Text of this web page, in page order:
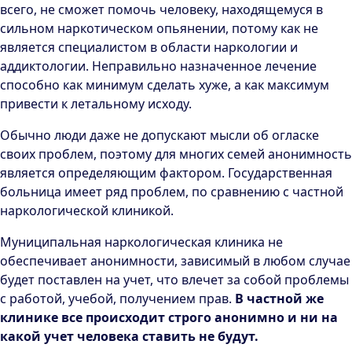
всего, не сможет помочь человеку, находящемуся в
сильном наркотическом опьянении, потому как не
является специалистом в области наркологии и
аддиктологии. Неправильно назначенное лечение
способно как минимум сделать хуже, а как максимум
привести к летальному исходу.
Обычно люди даже не допускают мысли об огласке
своих проблем, поэтому для многих семей анонимность
является определяющим фактором. Государственная
больница имеет ряд проблем, по сравнению с частной
наркологической клиникой.
Муниципальная наркологическая клиника не
обеспечивает анонимности, зависимый в любом случае
будет поставлен на учет, что влечет за собой проблемы
с работой, учебой, получением прав. В частной же
клинике все происходит строго анонимно и ни на
какой учет человека ставить не будут.